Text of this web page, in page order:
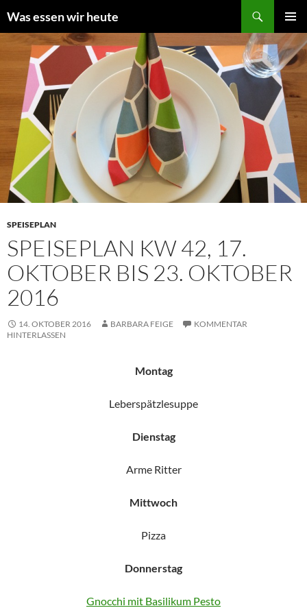
Inhalt
springen
Was essen wir heute
MENÜ
SPEISEPLAN
SPEISEPLAN KW 42, 17.
OKTOBER BIS 23. OKTOBER
2016
14. OKTOBER 2016 BARBARA FEIGE
KOMMENTAR
HINTERLASSEN
Montag
Leberspätzlesuppe
Dienstag
Arme Ritter
Mittwoch
Pizza
Donnerstag
Gnocchi mit Basilikum Pesto